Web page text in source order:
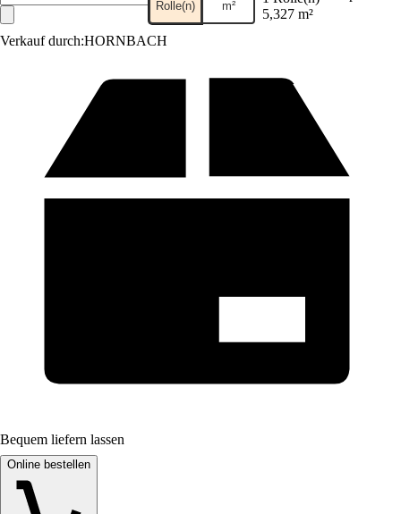
Verkauf durch:HORNBACH
Rolle(n) m²
5,327 m²
Bequem liefern lassen
Online bestellen